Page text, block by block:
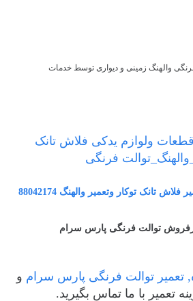
والهنگ زمینی و دیواری توسط خدمات
ولوازم یدکی فلاش تانک
فرنگی
تانک توکار وتعمیر والهنگ 88042174
توالت فرنگی پارس سرام
تعمیر توالت فرنگی پارس سرام و
تعمیر با ما تماس بگیرید.